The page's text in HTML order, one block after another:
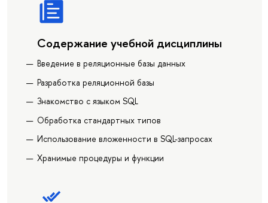
Содержание учебной дисциплины
Введение в реляционные базы данных
Разработка реляционной базы
Знакомство с языком SQL
Обработка стандартных типов
Использование вложенности в SQL-запросах
Хранимые процедуры и функции